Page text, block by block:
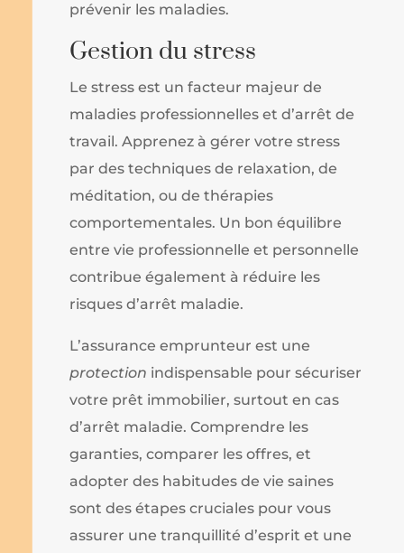
prévenir les maladies.
Gestion du stress
Le stress est un facteur majeur de
maladies professionnelles et d’arrêt de
travail. Apprenez à gérer votre stress
par des techniques de relaxation, de
méditation, ou de thérapies
comportementales. Un bon équilibre
entre vie professionnelle et personnelle
contribue également à réduire les
risques d’arrêt maladie.
L’assurance emprunteur est une
protection indispensable pour sécuriser
votre prêt immobilier, surtout en cas
d’arrêt maladie. Comprendre les
garanties, comparer les offres, et
adopter des habitudes de vie saines
sont des étapes cruciales pour vous
assurer une tranquillité d’esprit et une